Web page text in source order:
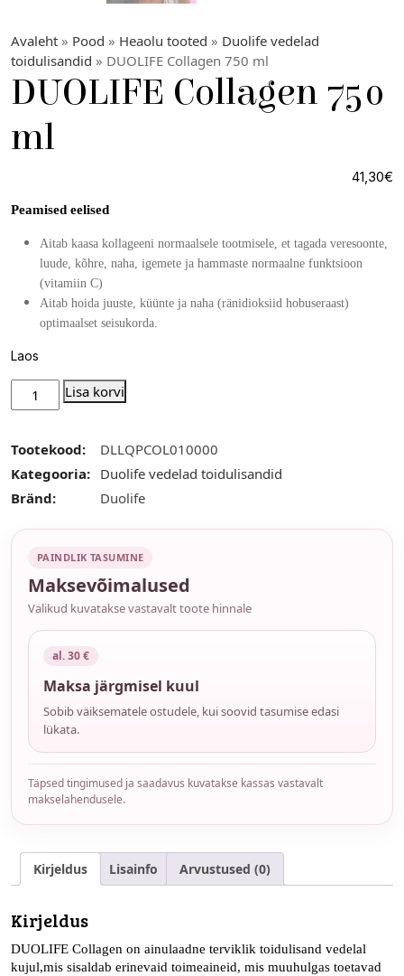
Avaleht » Pood » Heaolu tooted » Duolife vedelad
toidulisandid » DUOLIFE Collagen 750 ml
DUOLIFE Collagen 750
ml
€
41,30
Peamised eelised
Aitab kaasa kollageeni normaalsele tootmisele, et tagada veresoonte,
luude, kõhre, naha, igemete ja hammaste normaalne funktsioon
(vitamiin C)
Aitab hoida juuste, küünte ja naha (ränidioksiid hobuseraast)
optimaalset seisukorda.
Laos
Lisa korvi
Tootekood:
DLLQPCOL010000
Kategooria: Duolife vedelad toidulisandid
Bränd:
Duolife
PAINDLIK TASUMINE
Maksevõimalused
Valikud kuvatakse vastavalt toote hinnale
al. 30 €
Maksa järgmisel kuul
Sobib väiksematele ostudele, kui soovid tasumise edasi
lükata.
Täpsed tingimused ja saadavus kuvatakse kassas vastavalt
makselahendusele.
Kirjeldus Lisainfo Arvustused (0)
Kirjeldus
DUOLIFE Collagen on ainulaadne terviklik toidulisand vedelal
kujul,mis sisaldab erinevaid toimeaineid, mis muuhulgas toetavad